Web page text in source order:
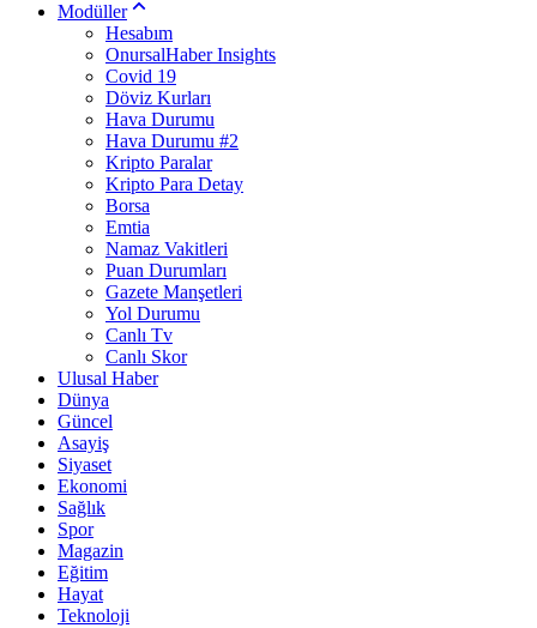
Modüller
Hesabım
OnursalHaber Insights
Covid 19
Döviz Kurları
Hava Durumu
Hava Durumu #2
Kripto Paralar
Kripto Para Detay
Borsa
Emtia
Namaz Vakitleri
Puan Durumları
Gazete Manşetleri
Yol Durumu
Canlı Tv
Canlı Skor
Ulusal Haber
Dünya
Güncel
Asayiş
Siyaset
Ekonomi
Sağlık
Spor
Magazin
Eğitim
Hayat
Teknoloji